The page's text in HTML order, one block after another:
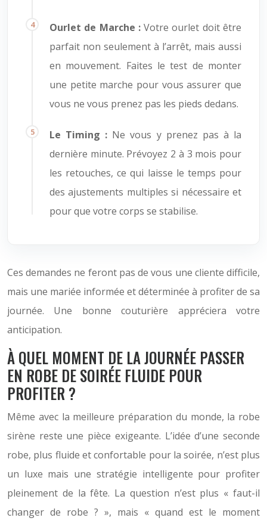
Ourlet de Marche :Votre ourlet doit être
parfait non seulement à l’arrêt, mais aussi
en mouvement. Faites le test de monter
une petite marche pour vous assurer que
vous ne vous prenez pas les pieds dedans.
Le Timing : Ne vous y prenez pas à la
dernière minute. Prévoyez 2 à 3 mois pour
les retouches, ce qui laisse le temps pour
des ajustements multiples si nécessaire et
pour que votre corps se stabilise.
Ces demandes ne feront pas de vous une cliente difficile,
mais une mariée informée et déterminée à profiter de sa
journée. Une bonne couturière appréciera votre
anticipation.
À QUEL MOMENT DE LA JOURNÉE PASSER
EN ROBE DE SOIRÉE FLUIDE POUR
PROFITER ?
Même avec la meilleure préparation du monde, la robe
sirène reste une pièce exigeante. L’idée d’une seconde
robe, plus fluide et confortable pour la soirée, n’est plus
un luxe mais une stratégie intelligente pour profiter
pleinement de la fête. La question n’est plus « faut-il
changer de robe ? », mais « quand est le moment